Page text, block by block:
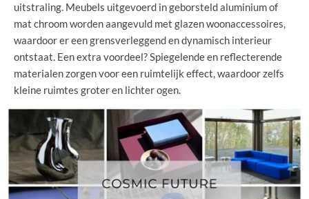
uitstraling. Meubels uitgevoerd in geborsteld aluminium of
mat chroom worden aangevuld met glazen woonaccessoires,
waardoor er een grensverleggend en dynamisch interieur
ontstaat. Een extra voordeel? Spiegelende en reflecterende
materialen zorgen voor een ruimtelijk effect, waardoor zelfs
kleine ruimtes groter en lichter ogen.